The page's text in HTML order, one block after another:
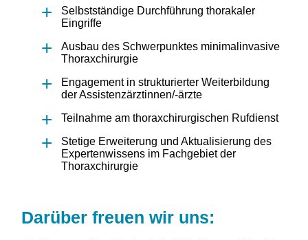
Selbstständige Durchführung thorakaler
Eingriffe
Ausbau des Schwerpunktes minimalinvasive
Thoraxchirurgie
Engagement in strukturierter Weiterbildung
der Assistenzärztinnen/-ärzte
Teilnahme am thoraxchirurgischen Rufdienst
Stetige Erweiterung und Aktualisierung des
Expertenwissens im Fachgebiet der
Thoraxchirurgie
Darüber freuen wir uns: